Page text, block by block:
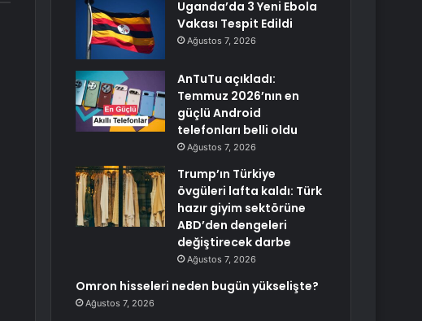
Uganda’da 3 Yeni Ebola
Vakası Tespit Edildi
Ağustos 7, 2026
AnTuTu açıkladı:
Temmuz 2026’nın en
güçlü Android
telefonları belli oldu
Ağustos 7, 2026
Trump’ın Türkiye
övgüleri lafta kaldı: Türk
hazır giyim sektörüne
ABD’den dengeleri
değiştirecek darbe
Ağustos 7, 2026
Omron hisseleri neden bugün yükselişte?
Ağustos 7, 2026